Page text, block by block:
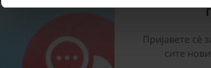
Пријавете сѐ
сите